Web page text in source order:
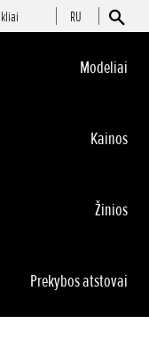
RU
Modeliai
Kainos
Žinios
Prekybos atstovai